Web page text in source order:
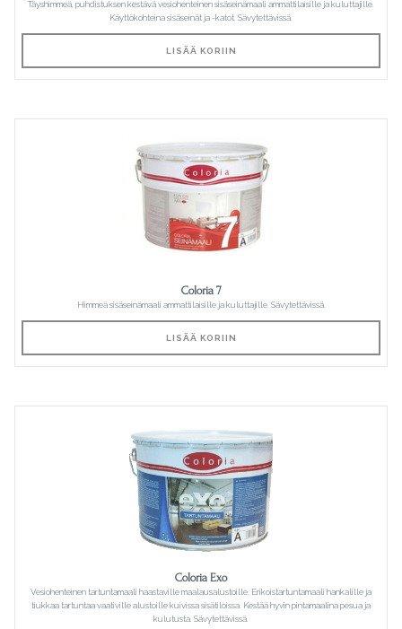
Täyshimmeä, puhdistuksen kestävä vesiohenteinen sisäseinämaali ammattilaisille ja kuluttajille.
Käyttökohteina sisäseinät ja -katot. Sävytettävissä.
LISÄÄ KORIIN
Coloria 7
Himmeä sisäseinämaali ammattilaisille ja kuluttajille. Sävytettävissä.
LISÄÄ KORIIN
Coloria Exo
Vesiohenteinen tartuntamaali haastaville maalausalustoille. Erikoistartuntamaali hankalille ja
tiukkaa tartuntaa vaativille alustoille kuivissa sisätiloissa. Kestää hyvin pintamaalina pesua ja
kulutusta. Sävytettävissä.